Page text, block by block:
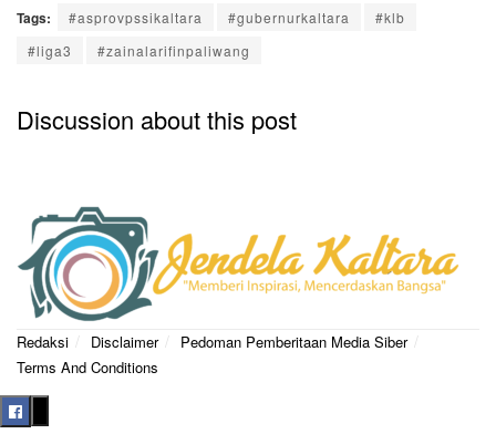
Tags: #asprovpssikaltara #gubernurkaltara
#klb
#liga3
#zainalarifinpaliwang
Discussion about this post
Redaksi Disclaimer
Pedoman Pemberitaan Media Siber
Terms And Conditions